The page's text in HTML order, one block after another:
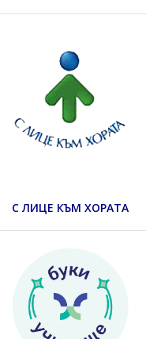
С ЛИЦЕ КЪМ ХОРАТА